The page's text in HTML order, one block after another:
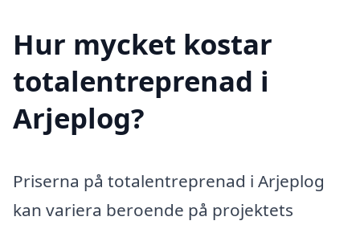
Hur mycket kostar
totalentreprenad i
Arjeplog?
Priserna på totalentreprenad i Arjeplog
kan variera beroende på projektets